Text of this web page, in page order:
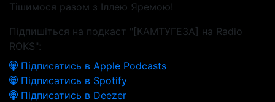
Тішимося разом з Іллею Яремою!
Підпишіться на подкаст "[КАМТУГЕЗА] на Radio
ROKS":
Підписатись в Apple Podcasts
Підписатись в Spotify
Підписатись в Deezer